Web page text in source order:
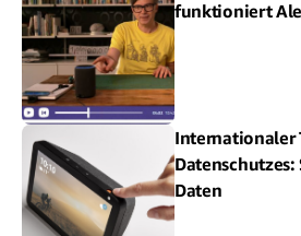
funktioniert
Internationaler
Daten